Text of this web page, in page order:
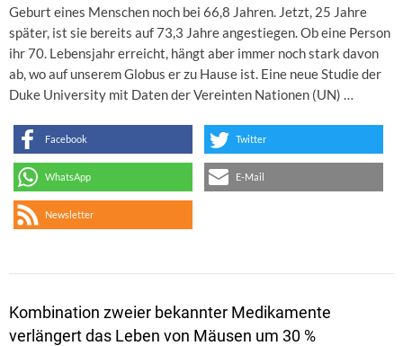
Geburt eines Menschen noch bei 66,8 Jahren. Jetzt, 25 Jahre
später, ist sie bereits auf 73,3 Jahre angestiegen. Ob eine Person
ihr 70. Lebensjahr erreicht, hängt aber immer noch stark davon
ab, wo auf unserem Globus er zu Hause ist. Eine neue Studie der
Duke University mit Daten der Vereinten Nationen (UN) …
Facebook Twitter
WhatsApp E-Mail
Newsletter
Kombination zweier bekannter Medikamente
verlängert das Leben von Mäusen um 30 %